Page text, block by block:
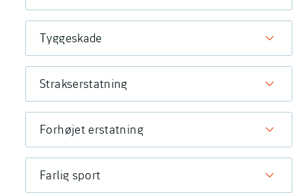
Tyggeskade
Strakserstatning
Forhøjet erstatning
Farlig sport